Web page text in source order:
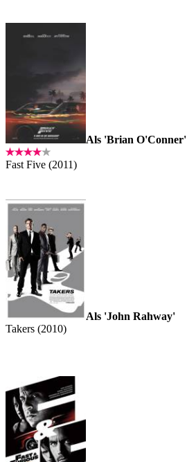
Als 'Brian O'Conner'
Fast Five (2011)
Als 'John Rahway'
Takers (2010)